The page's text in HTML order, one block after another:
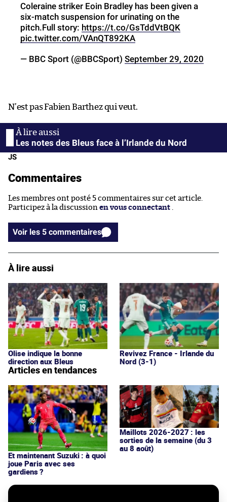
Coleraine striker Eoin Bradley has been given a
six-match suspension for urinating on the
pitch.Full story: https://t.co/GsTddVtBQK
pic.twitter.com/VAnQT892KA
— BBC Sport (@BBCSport) September 29, 2020
N’est pas Fabien Barthez qui veut.
Les notes des Bleus face à l’Irlande du Nord
JS
Commentaires
Les membres ont posté 5 commentaires sur cet article.
Participez à la discussion en vous connectant
Voir les 5 commentaires
À lire aussi
Olise indique la bonne
direction aux Bleus
Revivez France - Irlande du
Nord (3-1)
Articles en tendances
Et maintenant Suzuki : à quoi
joue Paris avec ses
gardiens ?
Maillots 2026-2027 : les
sorties de la semaine (du 3
au 8 août)